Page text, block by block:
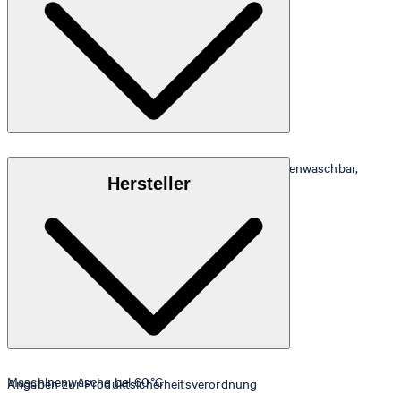
Weicher Flor aus 100% reiner Baumwolle, maschinenwaschbar,
saugfähig, pflegeleicht und trocknergeeignet
Maschinenwäsche bei 60°C
Hersteller
Angaben zur Produktsicherheitsverordnung